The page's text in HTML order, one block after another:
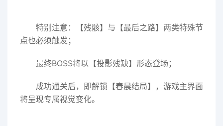
特别注意：【残骸】与【最后之路】两类特殊节
点也必须触发；
最终BOSS将以【投影残缺】形态登场；
成功通关后，即解锁【春晨结局】，游戏主界面
将呈现专属视觉变化。